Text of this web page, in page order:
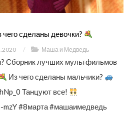
чего сделаны девочки?
/ Маша и Медведь
Сборник лучших мультфильмов
Из чего сделаны мальчики?
Танцуют все!
#8марта #машаимедведь